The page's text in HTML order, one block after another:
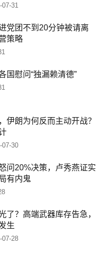
07-31
党团不到20分钟被请离
策略
国慰问“独漏赖清德”
伊朗为何反而主动开战？
07-30
问20%决策，卢秀燕证实
有内鬼
了？高端武器库存告急，
生
07-28